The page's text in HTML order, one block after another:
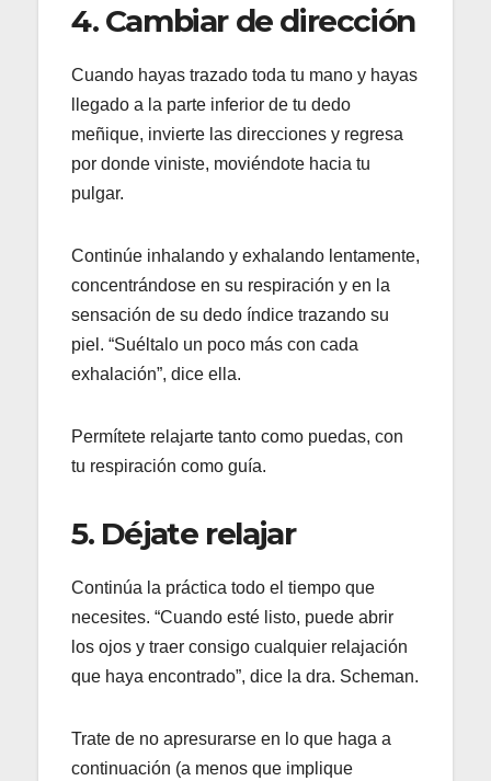
4. Cambiar de dirección
Cuando hayas trazado toda tu mano y hayas
llegado a la parte inferior de tu dedo
meñique, invierte las direcciones y regresa
por donde viniste, moviéndote hacia tu
pulgar.
Continúe inhalando y exhalando lentamente,
concentrándose en su respiración y en la
sensación de su dedo índice trazando su
piel. “Suéltalo un poco más con cada
exhalación”, dice ella.
Permítete relajarte tanto como puedas, con
tu respiración como guía.
5. Déjate relajar
Continúa la práctica todo el tiempo que
necesites. “Cuando esté listo, puede abrir
los ojos y traer consigo cualquier relajación
que haya encontrado”, dice la dra. Scheman.
Trate de no apresurarse en lo que haga a
continuación (a menos que implique